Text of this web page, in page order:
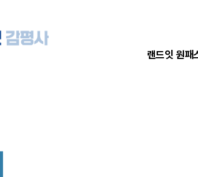
랜드잇 원패